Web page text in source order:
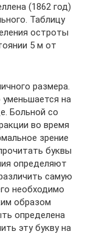
(1862 год)
Таблицу
остроты
5 м от
размера.
на
Больной со
во время
зрение
буквы
определяют
самую
необходимо
образом
определена
эту букву на